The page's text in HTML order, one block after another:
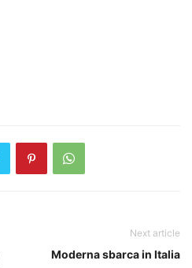
Next article
Moderna sbarca in Italia